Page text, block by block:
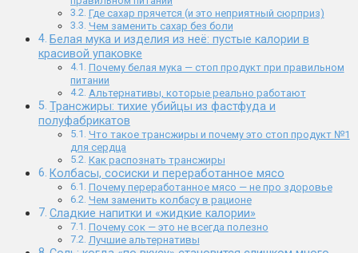
Где сахар прячется (и это неприятный сюрприз)
Чем заменить сахар без боли
Белая мука и изделия из неё: пустые калории в
красивой упаковке
Почему белая мука — стоп продукт при правильном
питании
Альтернативы, которые реально работают
Трансжиры: тихие убийцы из фастфуда и
полуфабрикатов
Что такое трансжиры и почему это стоп продукт №1
для сердца
Как распознать трансжиры
Колбасы, сосиски и переработанное мясо
Почему переработанное мясо — не про здоровье
Чем заменить колбасу в рационе
Сладкие напитки и «жидкие калории»
Почему сок — это не всегда полезно
Лучшие альтернативы